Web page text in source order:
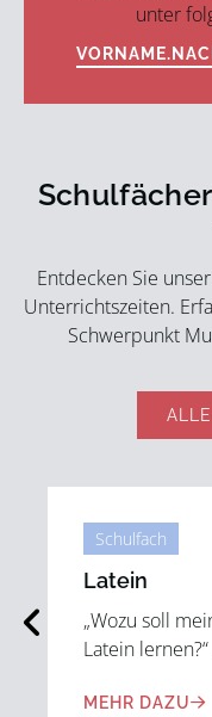
unter
Schulfach
Französisch
Das sind wir –
Warum ...
MEHR DAZU
Entdecken Sie
Unterrichtszeiten.
Schwerpunkt